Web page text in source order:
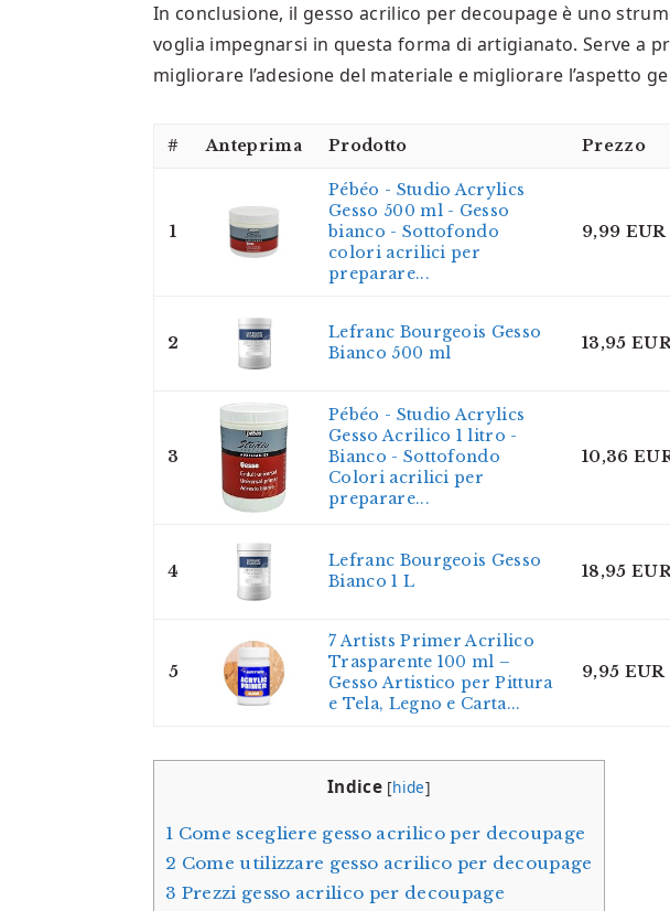
In conclusione, il gesso acrilico per decoupage è uno
voglia impegnarsi in questa forma di artigianato. Serve a
migliorare l’adesione del materiale e migliorare l’aspetto
# Anteprima Prodotto Prezzo
1
Pébéo - Studio Acrylics
Gesso 500 ml - Gesso
bianco - Sottofondo
colori acrilici per
preparare...
9,99 EUR
2
Lefranc Bourgeois Gesso
Bianco 500 ml
13,95
3
Pébéo - Studio Acrylics
Gesso Acrilico 1 litro -
Bianco - Sottofondo
Colori acrilici per
preparare...
10,36
4
Lefranc Bourgeois Gesso
Bianco 1 L
18,95
5
7 Artists Primer Acrilico
Trasparente 100 ml –
Gesso Artistico per Pittura
e Tela, Legno e Carta...
9,95 EUR
Indice [hide]
1 Come scegliere gesso acrilico per decoupage
2 Come utilizzare gesso acrilico per decoupage
3 Prezzi gesso acrilico per decoupage